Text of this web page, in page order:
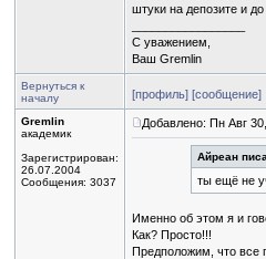
штуки на депозите и
С уважением,
Ваш Gremlin
Вернуться к
началу
[профиль] [сообщение]
Gremlin
академик
Зарегистрирован:
26.07.2004
Сообщения: 3037
Добавлено: Пн Авг
Айреан
ты ещё не
Именно об этом я и
Как? Просто!!!
Предположим, что все